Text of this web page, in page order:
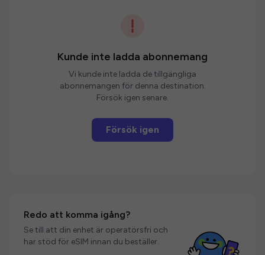
Kunde inte ladda abonnemang
Vi kunde inte ladda de tillgängliga
abonnemangen för denna destination.
Försök igen senare.
Försök igen
Redo att komma igång?
Se till att din enhet är operatörsfri och
har stöd för eSIM innan du beställer.